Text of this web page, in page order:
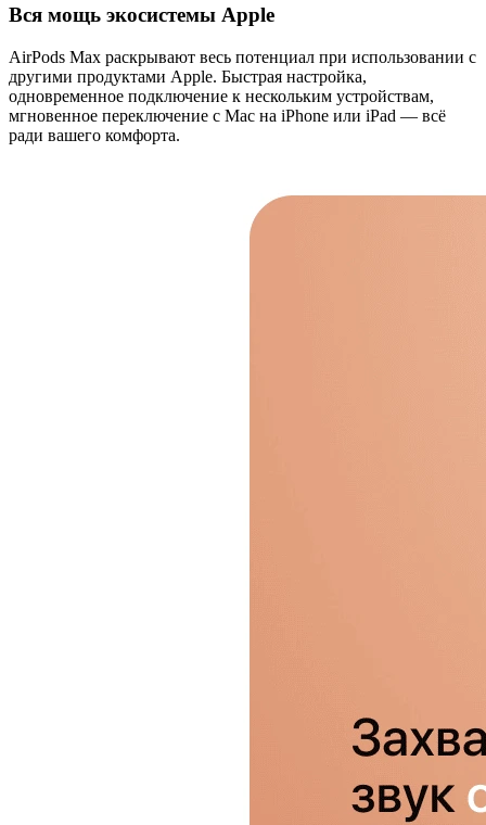
Вся мощь экосистемы Apple
AirPods Max раскрывают весь потенциал при использовании с
другими продуктами Apple. Быстрая настройка,
одновременное подключение к нескольким устройствам,
мгновенное переключение с Mac на iPhone или iPad — всё
ради вашего комфорта.